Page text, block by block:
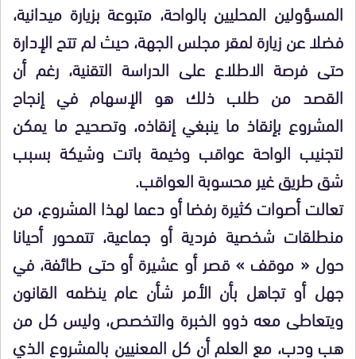
المسؤولين المحليين بالواحة، متبوعة بزيارة ميدانية،
فضلا عن زيارة لمقر مجلس الجهة، حيث لم تتح الإدارة
حتى فرصة الاطلاع على الدراسة التقنية، رغم أن
القصد من طلب ذلك هو الإسهام في إنجاح
المشروع بإنقاذ ما ينبغي إنقاذه، وتصحيح ما يمكن
لتجنيب الواحة عواقب وخيمة باتت وشيكة بسبب
شق طريق غير محسوبة العواقب.
تعالت أصوات كثيرة رفضا أو دعما لهذا المشروع، من
منطلقات شخصية فردية أو جماعية، تتمحور أحيانا
حول « موقف » قصر أو عشيرة أو حتى طائفة، في
جهل أو تجاهل بأن الأمر شأن عام ينظمه القانون
ويتعاطى معه ذوو الخبرة والتخصص، وليس كل من
هب ودب، مع العلم أن كل المعنيين بالمشروع الذي